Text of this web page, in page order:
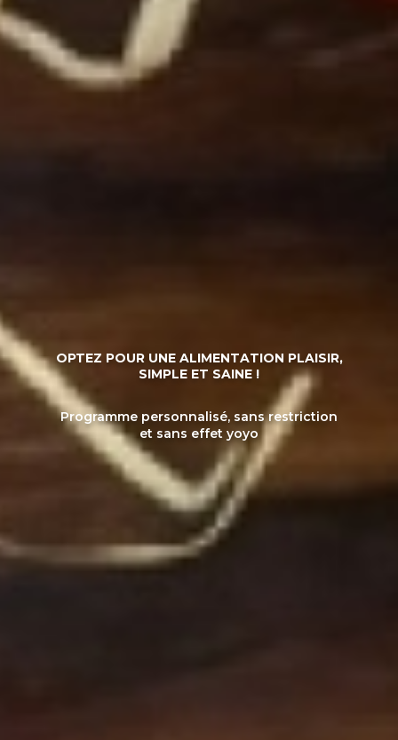
OPTEZ POUR UNE ALIMENTATION PLAISIR,
SIMPLE ET SAINE !
Programme personnalisé, sans restriction
et sans effet yoyo